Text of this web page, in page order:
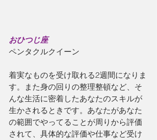
おひつじ座
ペンタクルクイーン
着実なものを受け取れる2週間になりま
す。また身の回りの整理整頓など、そ
んな生活に密着したあなたのスキルが
生かされるときです。あなたがあなた
の範囲でやってることが周りから評価
されて、具体的な評価や仕事など受け